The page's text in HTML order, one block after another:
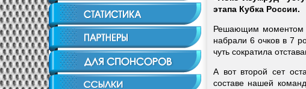
этапа Кубка России.
Решающим моментом
набрали 6 очков в 7
чуть сократила
А вот второй сет
составе нашей